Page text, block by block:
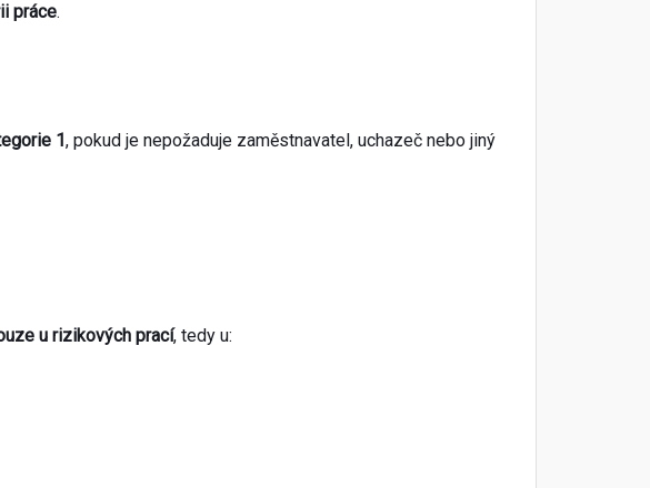
práce.
1 , pokud je nepožaduje zaměstnavatel, uchazeč nebo jiný
u rizikových prací, tedy u: